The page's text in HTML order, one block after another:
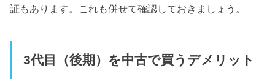
証もあります。これも併せて確認しておきましょう。
3代目（後期）を中古で買うデメリット